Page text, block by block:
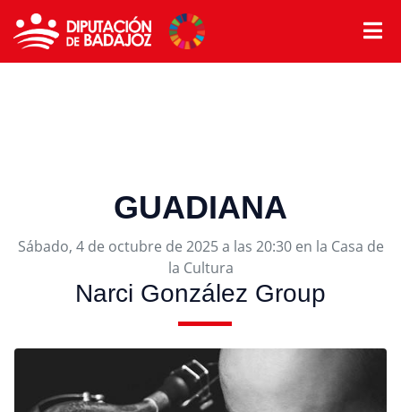
GUADIANA
Sábado, 4 de octubre de 2025 a las 20:30 en la Casa de
la Cultura
Narci González Group